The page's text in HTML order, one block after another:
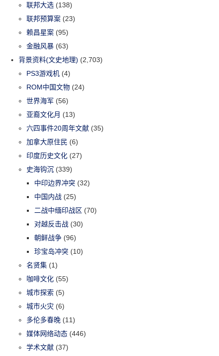
联邦大选 (138)
联邦预算案 (23)
赖昌星案 (95)
金融风暴 (63)
背景资料(文史地理) (2,703)
PS3游戏机 (4)
ROM中国文物 (24)
世界海军 (56)
亚裔文化月 (13)
六四事件20周年文献 (35)
加拿大原住民 (6)
印度历史文化 (27)
史海钩沉 (339)
中印边界冲突 (32)
中国内战 (25)
二战中缅印战区 (70)
对越反击战 (30)
朝鲜战争 (96)
珍宝岛冲突 (10)
名贤集 (1)
咖啡文化 (55)
城市探索 (5)
城市火灾 (6)
多伦多春晚 (11)
媒体网络动态 (446)
学术文献 (37)